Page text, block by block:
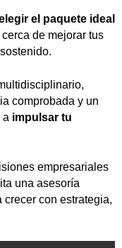
el paquete ideal
de mejorar tus
comprobada y un
a impulsar tu
empresariales
una asesoría
con estrategia,